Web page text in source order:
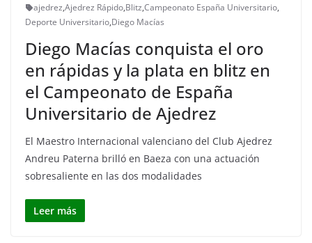
ajedrez,Ajedrez Rápido,Blitz,Campeonato España Universitario,
Deporte Universitario,Diego Macías
Diego Macías conquista el oro
en rápidas y la plata en blitz en
el Campeonato de España
Universitario de Ajedrez
El Maestro Internacional valenciano del Club Ajedrez
Andreu Paterna brilló en Baeza con una actuación
sobresaliente en las dos modalidades
Leer más